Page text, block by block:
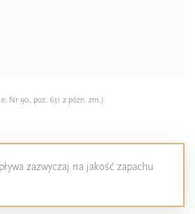
Nr 90, poz. 631 z późn. zm.)
zazwyczaj na jakość zapachu